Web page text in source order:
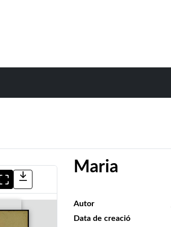
Maria
Autor
Data de creació